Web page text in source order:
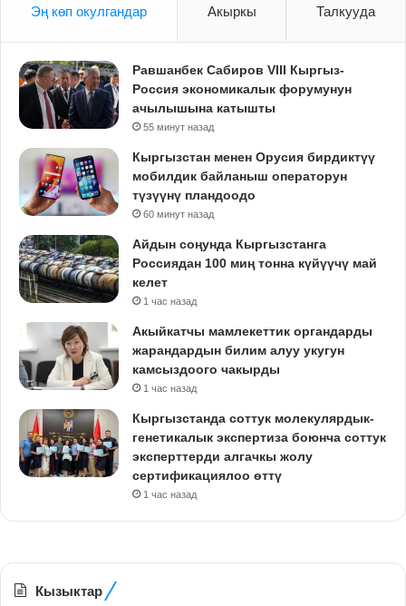
Эң көп окулгандар Акыркы Талкууда
Равшанбек Сабиров VIII Кыргыз-
Россия экономикалык форумунун
ачылышына катышты
55 минут назад
Кыргызстан менен Орусия бирдиктүү
мобилдик байланыш операторун
түзүүнү пландоодо
60 минут назад
Айдын соңунда Кыргызстанга
Россиядан 100 миң тонна күйүүчү май
келет
1 час назад
Акыйкатчы мамлекеттик органдарды
жарандардын билим алуу укугун
камсыздоого чакырды
1 час назад
Кыргызстанда соттук молекулярдык-
генетикалык экспертиза боюнча соттук
эксперттерди алгачкы жолу
сертификациялоо өттү
1 час назад
Кызыктар